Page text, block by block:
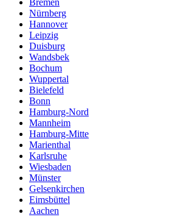
Bremen
Nürnberg
Hannover
Leipzig
Duisburg
Wandsbek
Bochum
Wuppertal
Bielefeld
Bonn
Hamburg-Nord
Mannheim
Hamburg-Mitte
Marienthal
Karlsruhe
Wiesbaden
Münster
Gelsenkirchen
Eimsbüttel
Aachen